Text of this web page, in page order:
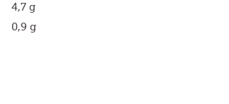
4,7 g
0,9 g